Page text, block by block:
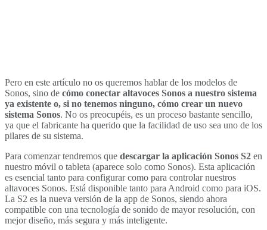
Pero en este artículo no os queremos hablar de los modelos de
Sonos, sino de cómo conectar altavoces Sonos a nuestro sistema
ya existente o, si no tenemos ninguno, cómo crear un nuevo
sistema Sonos. No os preocupéis, es un proceso bastante sencillo,
ya que el fabricante ha querido que la facilidad de uso sea uno de los
pilares de su sistema.
Para comenzar tendremos que descargar la aplicación Sonos S2 en
nuestro móvil o tableta (aparece solo como Sonos). Esta aplicación
es esencial tanto para configurar como para controlar nuestros
altavoces Sonos. Está disponible tanto para Android como para iOS.
La S2 es la nueva versión de la app de Sonos, siendo ahora
compatible con una tecnología de sonido de mayor resolución, con
mejor diseño, más segura y más inteligente.